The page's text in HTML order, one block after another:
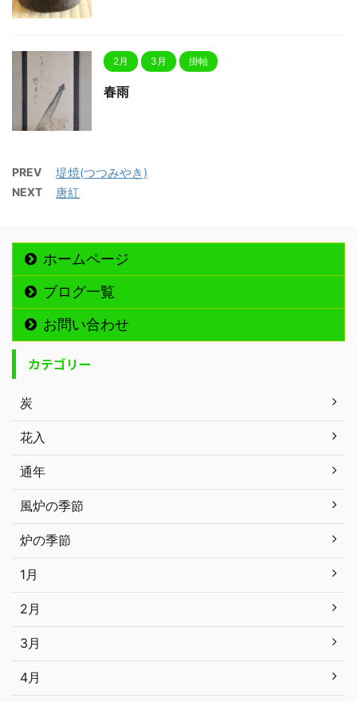
2月 3月 掛軸
春雨
PREV 堤焼(つつみやき)
NEXT 唐紅
ホームページ
ブログ一覧
お問い合わせ
カテゴリー
炭
花入
通年
風炉の季節
炉の季節
1月
2月
3月
4月